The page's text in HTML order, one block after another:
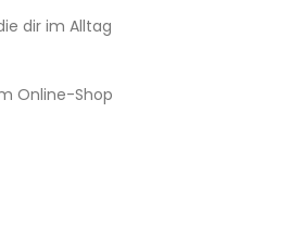
dir im Alltag
Online-Shop